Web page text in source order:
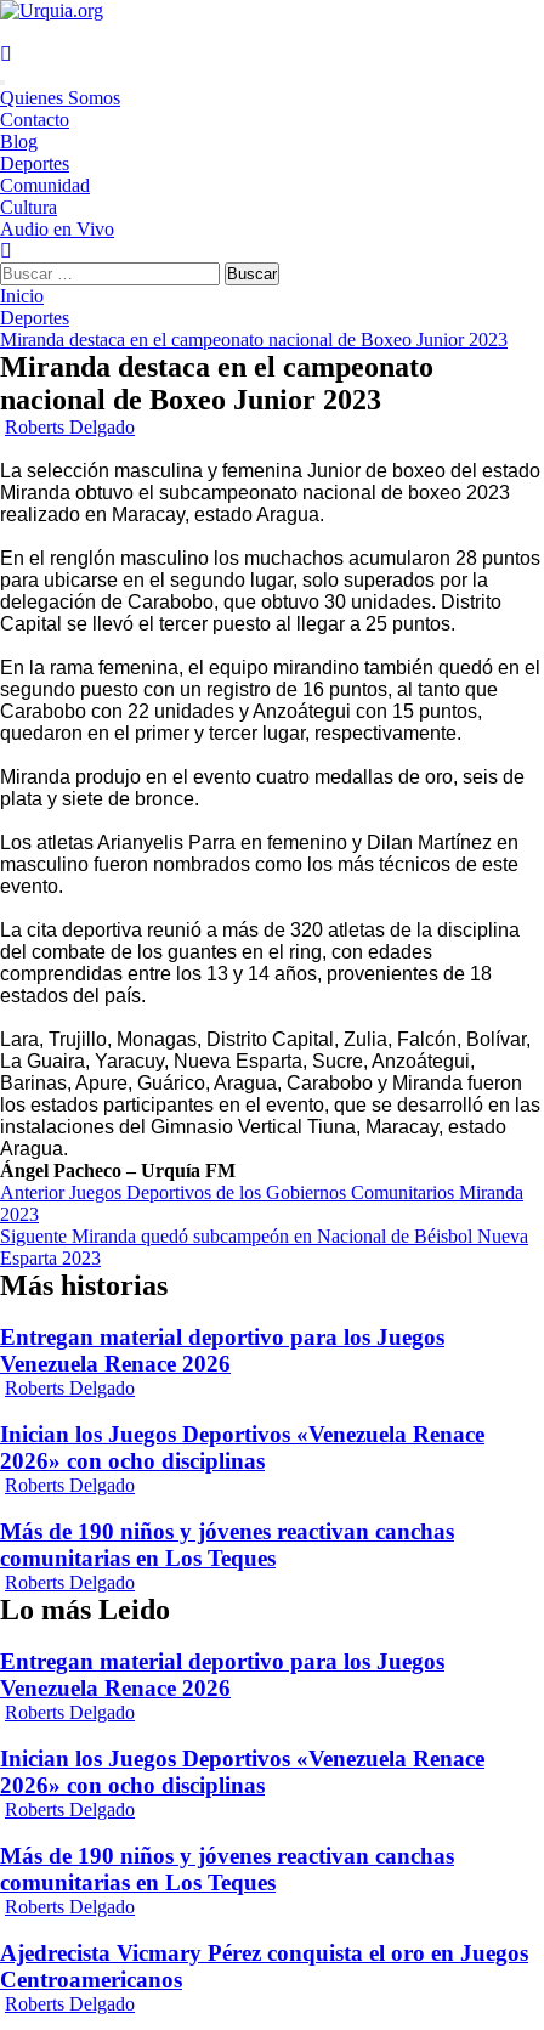
Saltar
contenido
Menú
principal
Quienes Somos
Contacto
Blog
Deportes
Comunidad
Cultura
Audio en Vivo
Buscar:
Inicio
Deportes
Miranda destaca en el campeonato nacional de Boxeo Junior 2023
Miranda destaca en el campeonato
nacional de Boxeo Junior 2023
Roberts Delgado
La selección masculina y femenina Junior de boxeo del estado
Miranda obtuvo el subcampeonato nacional de boxeo 2023
realizado en Maracay, estado Aragua.
En el renglón masculino los muchachos acumularon 28 puntos
para ubicarse en el segundo lugar, solo superados por la
delegación de Carabobo, que obtuvo 30 unidades. Distrito
Capital se llevó el tercer puesto al llegar a 25 puntos.
En la rama femenina, el equipo mirandino también quedó en el
segundo puesto con un registro de 16 puntos, al tanto que
Carabobo con 22 unidades y Anzoátegui con 15 puntos,
quedaron en el primer y tercer lugar, respectivamente.
Miranda produjo en el evento cuatro medallas de oro, seis de
plata y siete de bronce.
Los atletas Arianyelis Parra en femenino y Dilan Martínez en
masculino fueron nombrados como los más técnicos de este
evento.
La cita deportiva reunió a más de 320 atletas de la disciplina
del combate de los guantes en el ring, con edades
comprendidas entre los 13 y 14 años, provenientes de 18
estados del país.
Lara, Trujillo, Monagas, Distrito Capital, Zulia, Falcón, Bolívar,
La Guaira, Yaracuy, Nueva Esparta, Sucre, Anzoátegui,
Barinas, Apure, Guárico, Aragua, Carabobo y Miranda fueron
los estados participantes en el evento, que se desarrolló en las
instalaciones del Gimnasio Vertical Tiuna, Maracay, estado
Aragua.
Ángel Pacheco – Urquía FM
Navegación
de
entradas
AnteriorJuegos Deportivos de los Gobiernos Comunitarios Miranda
2023
Siguente Miranda quedó subcampeón en Nacional de Béisbol Nueva
Esparta 2023
Más historias
Entregan material deportivo para los Juegos
Venezuela Renace 2026
Roberts Delgado
Inician los Juegos Deportivos «Venezuela Renace
2026» con ocho disciplinas
Roberts Delgado
Más de 190 niños y jóvenes reactivan canchas
comunitarias en Los Teques
Roberts Delgado
Lo más Leido
Entregan material deportivo para los Juegos
Venezuela Renace 2026
Roberts Delgado
Inician los Juegos Deportivos «Venezuela Renace
2026» con ocho disciplinas
Roberts Delgado
Más de 190 niños y jóvenes reactivan canchas
comunitarias en Los Teques
Roberts Delgado
Ajedrecista Vicmary Pérez conquista el oro en Juegos
Centroamericanos
Roberts Delgado